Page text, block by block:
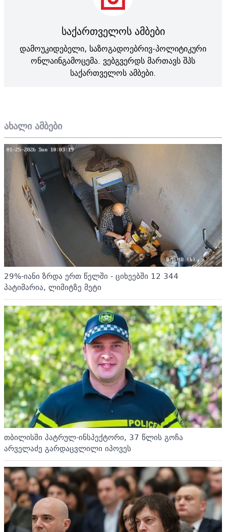
ახალი ამბები
29%-იანი ზრდა ერთ წელში - ციხეებში 12 344
პატიმარია, ლიმიტზე მეტი
თბილისში პატრულ-ინსპექტორი, 37 წლის გოჩა
არველაძე გარდაცვლილი იპოვეს
საქართველოს ამბები
დამოუკიდებელი, საზოგადოებრივ-პოლიტიკური
ონლაინგამოცემა. ვებგვერდს მართავს შპს
საქართველოს ამბები.